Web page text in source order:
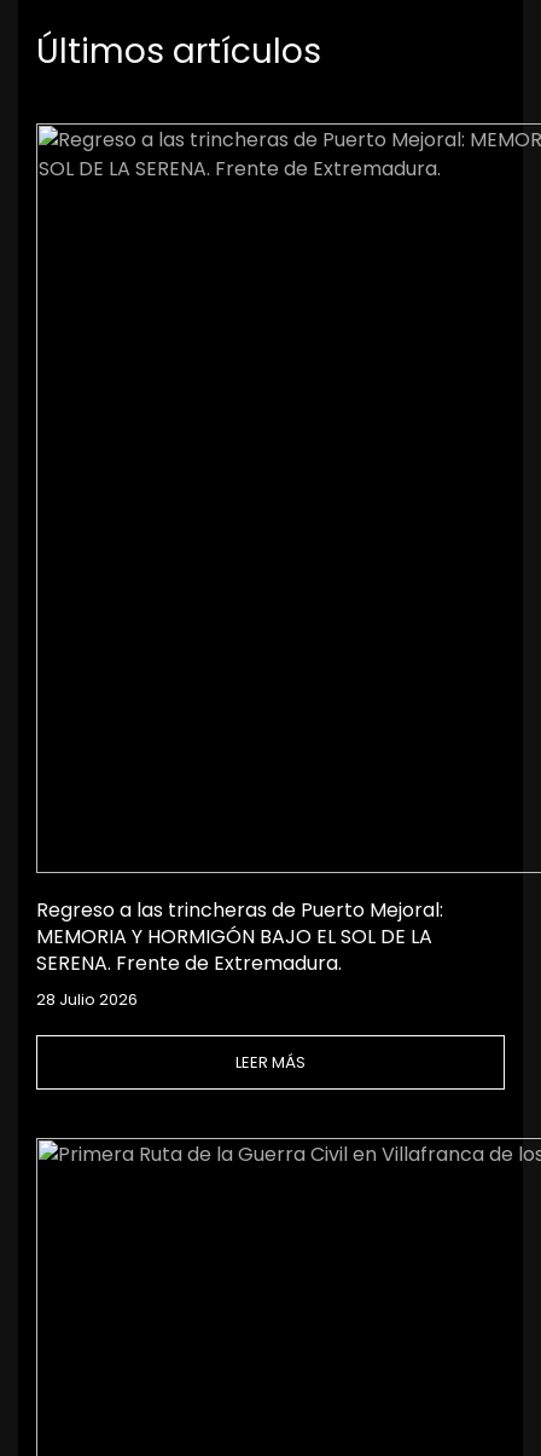
Últimos artículos
Regreso a las trincheras de Puerto Mejoral:
MEMORIA Y HORMIGÓN BAJO EL SOL DE LA
SERENA. Frente de Extremadura.
28 Julio 2026
LEER MÁS